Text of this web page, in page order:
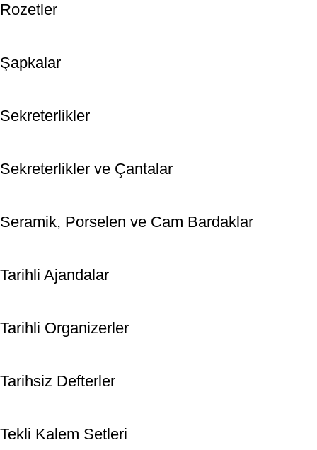
Rozetler
Şapkalar
Sekreterlikler
Sekreterlikler ve Çantalar
Seramik, Porselen ve Cam Bardaklar
Tarihli Ajandalar
Tarihli Organizerler
Tarihsiz Defterler
Tekli Kalem Setleri